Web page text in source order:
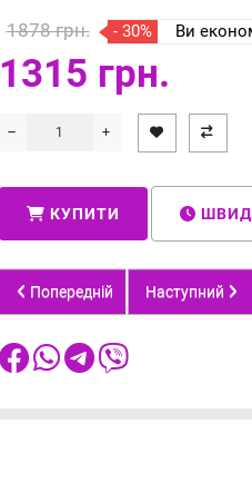
1878 грн. - 30% Ви
1315 грн.
КУПИТИ
Попередній Наступний